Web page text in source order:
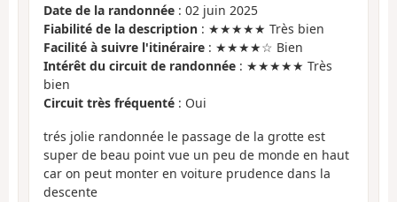
Date de la randonnée : 02 juin 2025
Fiabilité de la description : ★★★★★ Très bien
Facilité à suivre l'itinéraire : ★★★★☆ Bien
Intérêt du circuit de randonnée : ★★★★★ Très
bien
Circuit très fréquenté : Oui
trés jolie randonnée le passage de la grotte est
super de beau point vue un peu de monde en haut
car on peut monter en voiture prudence dans la
descente